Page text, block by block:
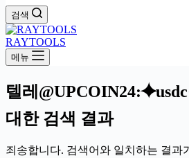
검색
RAYTOOLS
메뉴
텔레
대한 검색 결과
죄송합니다. 검색어와 일치하는 결과